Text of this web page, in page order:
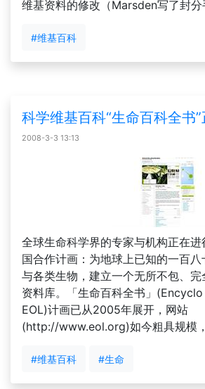
维基资料的修改（Marsden写了封分
#维基百科
科学维基百科“生命百科全书
2008-3-3 13:13
全球生命科学界的专家与机构正在
国合作计画：为地球上已知的一百
与各类生物，建立一个无所不包、
资料库。「生命百科全书」
EOL)计画已从2005年展开，网站
(http://www.eol.org)如今粗具规模
#维基百科 #生命